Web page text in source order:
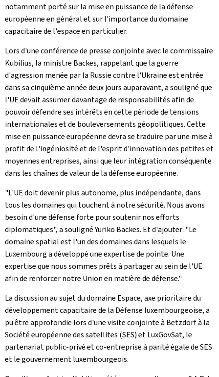
notamment porté sur la mise en puissance de la défense
européenne en général et sur l'importance du domaine
capacitaire de l'espace en particulier.
Lors d'une conférence de presse conjointe avec le commissaire
Kubilius, la ministre Backes, rappelant que la guerre
d'agression menée par la Russie contre l'Ukraine est entrée
dans sa cinquième année deux jours auparavant, a souligné que
l'UE devait assumer davantage de responsabilités afin de
pouvoir défendre ses intérêts en cette période de tensions
internationales et de bouleversements géopolitiques. Cette
mise en puissance européenne devra se traduire par une mise à
profit de l'ingéniosité et de l'esprit d'innovation des petites et
moyennes entreprises, ainsi que leur intégration conséquente
dans les chaînes de valeur de la défense européenne.
"L'UE doit devenir plus autonome, plus indépendante, dans
tous les domaines qui touchent à notre sécurité. Nous avons
besoin d'une défense forte pour soutenir nos efforts
diplomatiques", a souligné Yuriko Backes. Et d'ajouter: "Le
domaine spatial est l'un des domaines dans lesquels le
Luxembourg a développé une expertise de pointe. Une
expertise que nous sommes prêts à partager au sein de l'UE
afin de renforcer notre Union en matière de défense."
La discussion au sujet du domaine Espace, axe prioritaire du
développement capacitaire de la Défense luxembourgeoise, a
pu être approfondie lors d'une visite conjointe à Betzdorf à la
Société européenne des satellites (SES) etLuxGovSat, le
partenariat public-privé et co-entreprise à parité égale de SES
et le gouvernement luxembourgeois.